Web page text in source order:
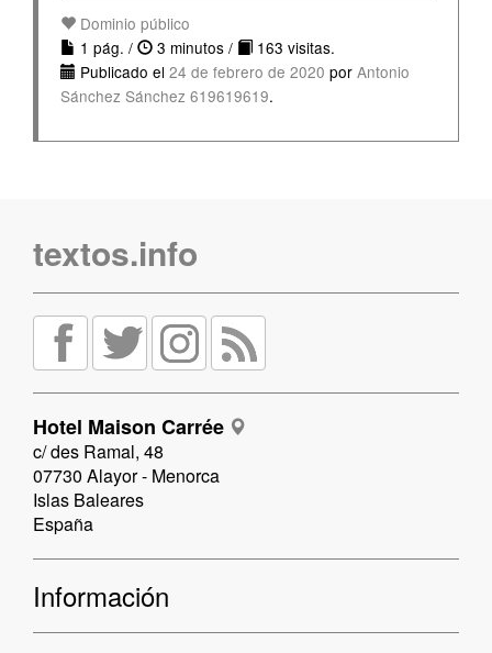
Dominio público
1 pág. /
3 minutos /
163 visitas.
Publicado el 24 de febrero de 2020 por Antonio
Sánchez Sánchez 619619619.
textos.info
Hotel Maison Carrée
c/ des Ramal, 48
07730 Alayor - Menorca
Islas Baleares
España
Información